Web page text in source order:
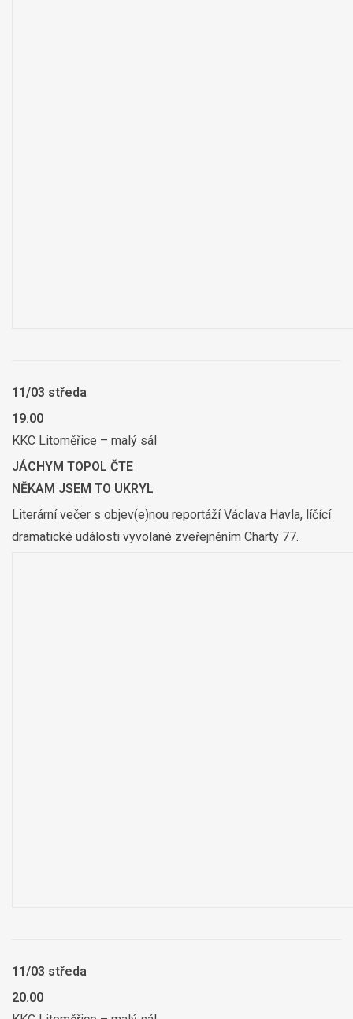
11/03 středa
19.00
KKC Litoměřice – malý sál
JÁCHYM TOPOL ČTE
NĚKAM JSEM TO UKRYL
Literární večer s objev(e)nou reportáží Václava Havla, líčící
dramatické události vyvolané zveřejněním Charty 77.
11/03 středa
20.00